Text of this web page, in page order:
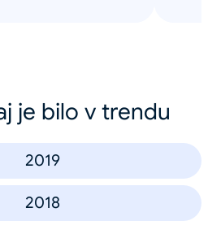
je bilo v trendu
2019
2018